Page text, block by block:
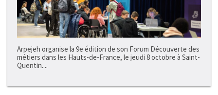
Arpejeh organise la 9e édition de son Forum Découverte des
métiers dans les Hauts-de-France, le jeudi 8 octobre à Saint-
Quentin....